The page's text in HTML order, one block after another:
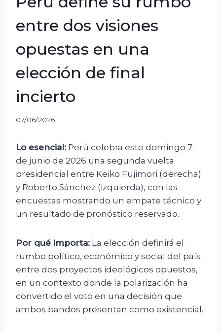
entre dos visiones
opuestas en una
elección de final
incierto
07/06/2026
Lo esencial: Perú celebra este domingo 7
de junio de 2026 una segunda vuelta
presidencial entre Keiko Fujimori (derecha)
y Roberto Sánchez (izquierda), con las
encuestas mostrando un empate técnico y
un resultado de pronóstico reservado.
Por qué importa: La elección definirá el
rumbo político, económico y social del país
entre dos proyectos ideológicos opuestos,
en un contexto donde la polarización ha
convertido el voto en una decisión que
ambos bandos presentan como existencial.